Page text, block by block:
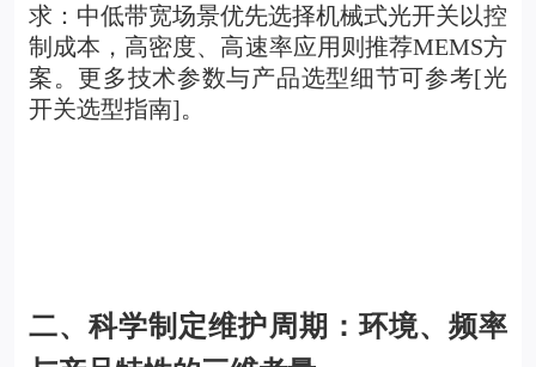
求：中低带宽场景优先选择机械式光开关以控
制成本，高密度、高速率应用则推荐MEMS方
案。更多技术参数与产品选型细节可参考[光
开关选型指南]。
二、科学制定维护周期：环境、频率